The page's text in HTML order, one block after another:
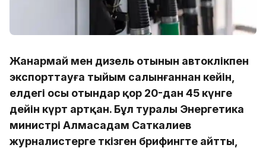
Жанармай мен дизель отынын автокөлікпен
экспорттауға тыйым салынғаннан кейін,
елдегі осы отындар қор 20-дан 45 күнге
дейін күрт артқан. Бұл туралы Энергетика
министрі Алмасадам Саткалиев
журналистерге өткізген брифингте айтты,